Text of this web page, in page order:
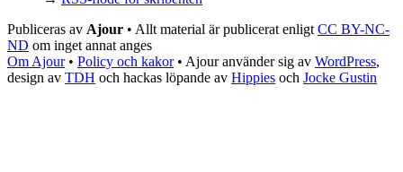
Publiceras av Ajour • Allt material är publicerat enligt CC BY-NC-
ND om inget annat anges
Om Ajour• Policy och kakor• Ajour använder sig av WordPress,
design av TDH och hackas löpande av Hippies och Jocke Gustin